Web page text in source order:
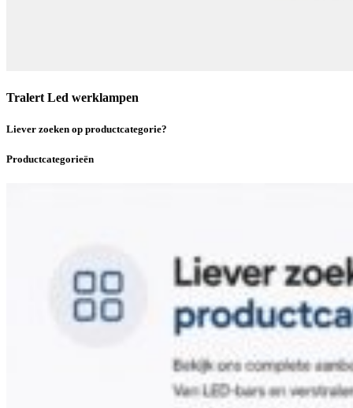
Tralert Led werklampen
Liever zoeken op productcategorie?
Productcategorieën